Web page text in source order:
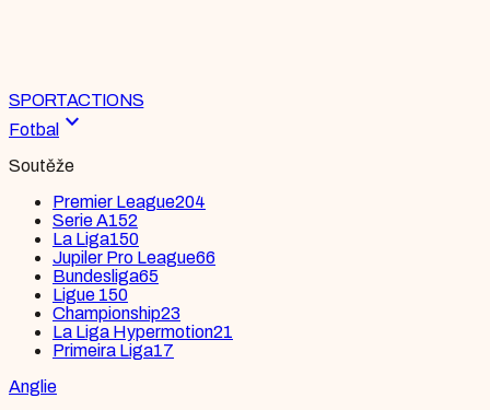
SPORTACTIONS
Fotbal expand_more
Soutěže
Premier League204
Serie A152
La Liga150
Jupiler Pro League66
Bundesliga65
Ligue 150
Championship23
La Liga Hypermotion21
Primeira Liga17
Anglie